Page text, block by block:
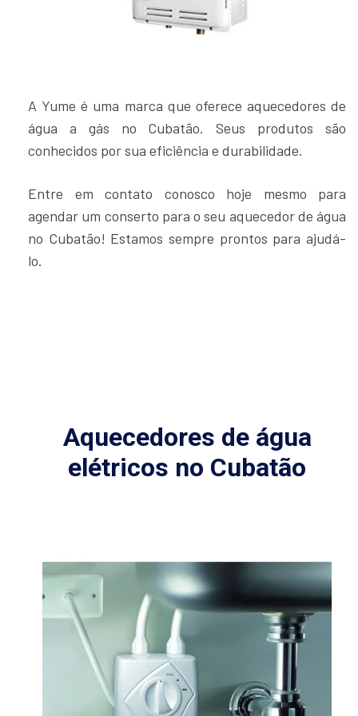
A Yume é uma marca que oferece aquecedores de
água a gás no Cubatão. Seus produtos são
conhecidos por sua eficiência e durabilidade.
Entre em contato conosco hoje mesmo para
agendar um conserto para o seu aquecedor de água
no Cubatão! Estamos sempre prontos para ajudá-
lo.
Aquecedores de água
elétricos no Cubatão